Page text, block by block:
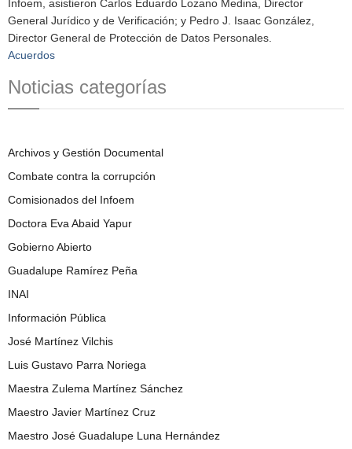
Infoem, asistieron Carlos Eduardo Lozano Medina, Director
General Jurídico y de Verificación; y Pedro J. Isaac González,
Director General de Protección de Datos Personales.
Acuerdos
Noticias categorías
Archivos y Gestión Documental
Combate contra la corrupción
Comisionados del Infoem
Doctora Eva Abaid Yapur
Gobierno Abierto
Guadalupe Ramírez Peña
INAI
Información Pública
José Martínez Vilchis
Luis Gustavo Parra Noriega
Maestra Zulema Martínez Sánchez
Maestro Javier Martínez Cruz
Maestro José Guadalupe Luna Hernández